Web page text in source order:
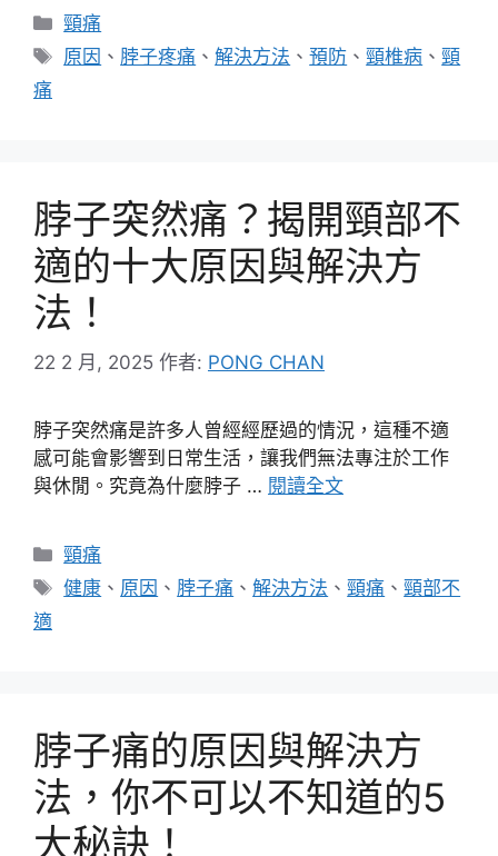
分
類
頸痛
標
原因 、 脖子疼痛 、解決方法 、預防 、頸椎病 、頸
痛
脖子突然痛？揭開頸部不
適的十大原因與解決方
法！
22 2 月, 2025 作者: PONG CHAN
脖子突然痛是許多人曾經經歷過的情況，這種不適
感可能會影響到日常生活，讓我們無法專注於工作
與休閒。究竟為什麼脖子 … 閱讀全文
分
類
頸痛
標
健康 、 原因 、 脖子痛 、解決方法 、頸痛 、頸部不
適
脖子痛的原因與解決方
法，你不可以不知道的5
大秘訣！